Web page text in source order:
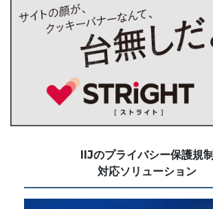
IIJのプライバシー保護規制
対応ソリューション